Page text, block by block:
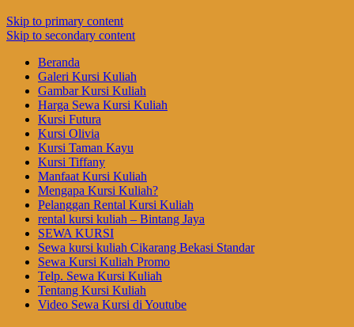
Skip to primary content
Skip to secondary content
Beranda
Galeri Kursi Kuliah
Gambar Kursi Kuliah
Harga Sewa Kursi Kuliah
Kursi Futura
Kursi Olivia
Kursi Taman Kayu
Kursi Tiffany
Manfaat Kursi Kuliah
Mengapa Kursi Kuliah?
Pelanggan Rental Kursi Kuliah
rental kursi kuliah – Bintang Jaya
SEWA KURSI
Sewa kursi kuliah Cikarang Bekasi Standar
Sewa Kursi Kuliah Promo
Telp. Sewa Kursi Kuliah
Tentang Kursi Kuliah
Video Sewa Kursi di Youtube